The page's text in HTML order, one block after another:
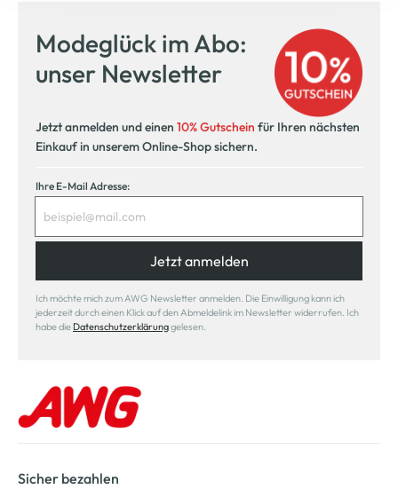
Modeglück im Abo:
unser Newsletter
Jetzt anmelden und einen 10% Gutschein für Ihren nächsten
Einkauf in unserem Online-Shop sichern.
Ihre E-Mail Adresse:
Jetzt anmelden
Ich möchte mich zum AWG Newsletter anmelden. Die Einwilligung kann ich
jederzeit durch einen Klick auf den Abmeldelink im Newsletter widerrufen. Ich
habe die Datenschutzerklärunggelesen.
Sicher bezahlen